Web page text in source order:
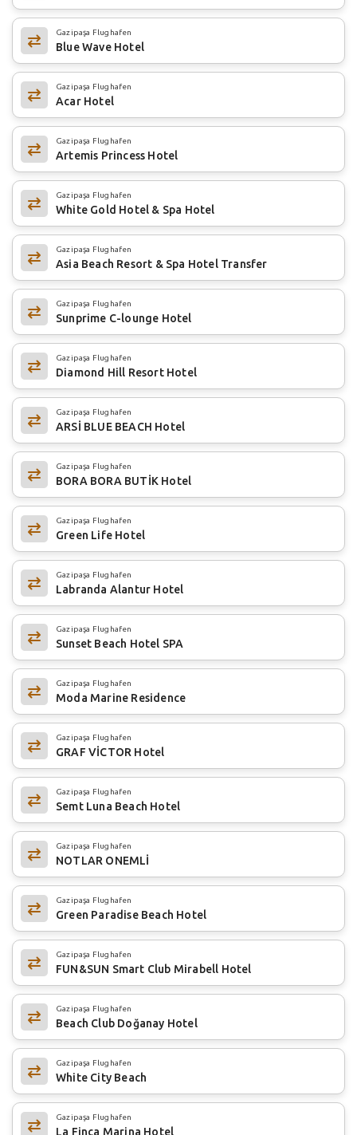
Gazipaşa Flughafen
Blue Wave Hotel
Gazipaşa Flughafen
Acar Hotel
Gazipaşa Flughafen
Artemis Princess Hotel
Gazipaşa Flughafen
White Gold Hotel & Spa Hotel
Gazipaşa Flughafen
Asia Beach Resort & Spa Hotel Transfer
Gazipaşa Flughafen
Sunprime C-lounge Hotel
Gazipaşa Flughafen
Diamond Hill Resort Hotel
Gazipaşa Flughafen
ARSİ BLUE BEACH Hotel
Gazipaşa Flughafen
BORA BORA BUTİK Hotel
Gazipaşa Flughafen
Green Life Hotel
Gazipaşa Flughafen
Labranda Alantur Hotel
Gazipaşa Flughafen
Sunset Beach Hotel SPA
Gazipaşa Flughafen
Moda Marine Residence
Gazipaşa Flughafen
GRAF VİCTOR Hotel
Gazipaşa Flughafen
Semt Luna Beach Hotel
Gazipaşa Flughafen
NOTLAR ONEMLİ
Gazipaşa Flughafen
Green Paradise Beach Hotel
Gazipaşa Flughafen
FUN&SUN Smart Club Mirabell Hotel
Gazipaşa Flughafen
Beach Club Doğanay Hotel
Gazipaşa Flughafen
White City Beach
Gazipaşa Flughafen
La Finca Marina Hotel